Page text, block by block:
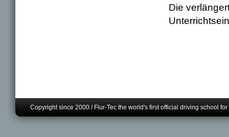
Die
Copyright since 2000 / Flur-Tec the world's first official driving school